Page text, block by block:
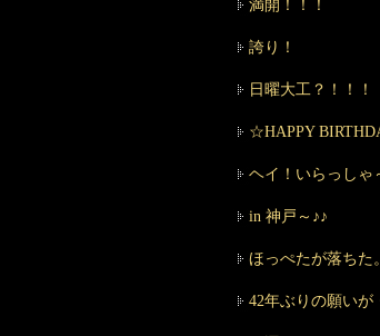
満開！！！
誇り！
日曜大工？！！！
☆HAPPY
ヘイ！いらっしゃ
in 神戸～♪♪
ほっぺたが落ちた
42年ぶりの願いが